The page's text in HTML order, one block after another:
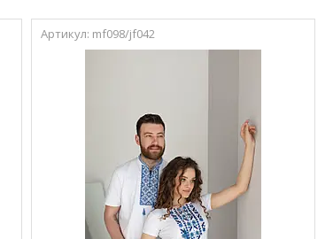
mf098/jf042